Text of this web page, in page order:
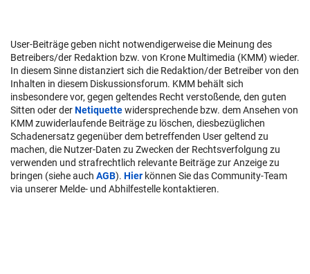
User-Beiträge geben nicht notwendigerweise die Meinung des
Betreibers/der Redaktion bzw. von Krone Multimedia (KMM) wieder.
In diesem Sinne distanziert sich die Redaktion/der Betreiber von den
Inhalten in diesem Diskussionsforum. KMM behält sich
insbesondere vor, gegen geltendes Recht verstoßende, den guten
Sitten oder derNetiquettewidersprechende bzw. dem Ansehen von
KMM zuwiderlaufende Beiträge zu löschen, diesbezüglichen
Schadenersatz gegenüber dem betreffenden User geltend zu
machen, die Nutzer-Daten zu Zwecken der Rechtsverfolgung zu
verwenden und strafrechtlich relevante Beiträge zur Anzeige zu
bringen (siehe auch AGB). Hier können Sie das Community-Team
via unserer Melde- und Abhilfestelle kontaktieren.